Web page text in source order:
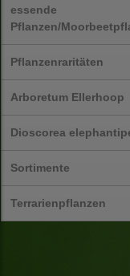
essende
Pflanzen/
Pflanzenraritäten
Arboretum Ellerhoop
Dioscorea
Sortimente
Terrarienpflanzen